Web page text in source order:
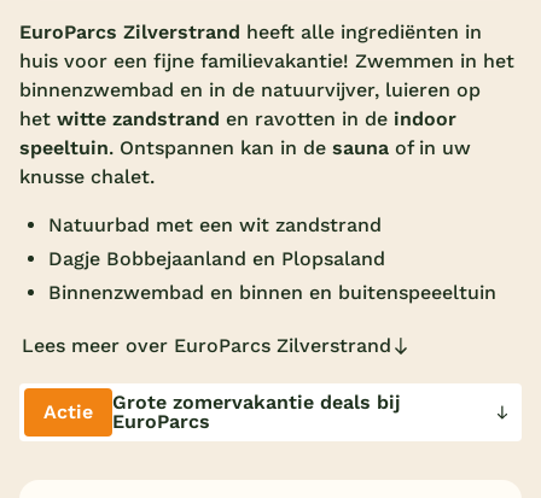
Vakantieparken
Subtropisch zwembad
Overdekt zwembad
Indoor speeltuin
Alle populaire faciliteiten
Bestemmingen
Nederland
EuroParcs Zilverstrand heeft alle ingrediënten in
huis voor een fijne familievakantie! Zwemmen in het
binnenzwembad en in de natuurvijver, luieren op
het witte zandstrand en ravotten in de indoor
speeltuin. Ontspannen kan in de sauna of in uw
knusse chalet.
Natuurbad met een wit zandstrand
Dagje Bobbejaanland en Plopsaland
Binnenzwembad en binnen en buitenspeeeltuin
Lees meer over EuroParcs Zilverstrand
Actie
Grote zomervakantie deals bij
EuroParcs